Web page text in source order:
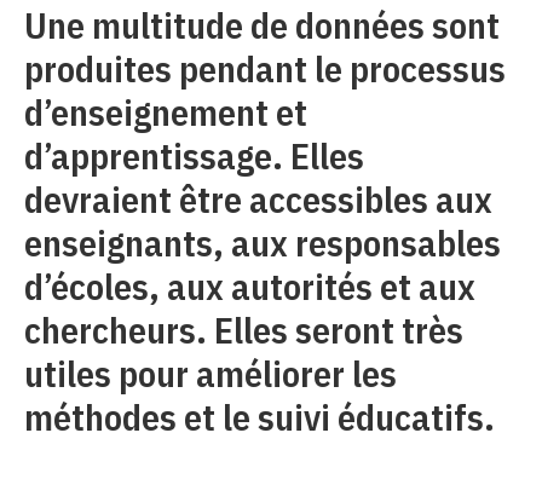
Une multitude de données sont
produites pendant le processus
d’enseignement et
d’apprentissage. Elles
devraient être accessibles aux
enseignants, aux responsables
d’écoles, aux autorités et aux
chercheurs. Elles seront très
utiles pour améliorer les
méthodes et le suivi éducatifs.